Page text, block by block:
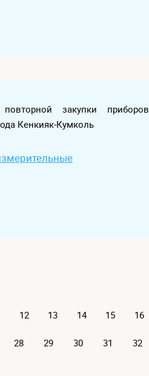
закупки приборов
Кенкияк-Кумколь
12 13 14 15 16
28 29 30 31 32